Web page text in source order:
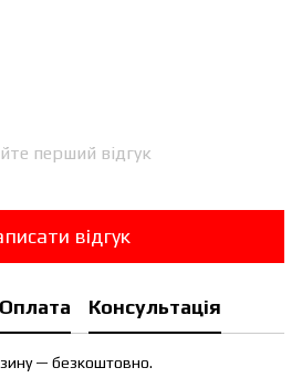
перший відгук
відгук
Оплата Консультація
— безкоштовно.